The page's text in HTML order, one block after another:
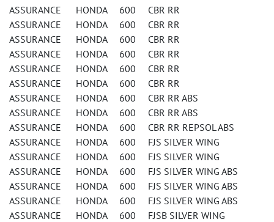
ASSURANCE HONDA 600 CBR RR
ASSURANCE HONDA 600 CBR RR
ASSURANCE HONDA 600 CBR RR
ASSURANCE HONDA 600 CBR RR
ASSURANCE HONDA 600 CBR RR
ASSURANCE HONDA 600 CBR RR
ASSURANCE HONDA 600 CBR RR ABS
ASSURANCE HONDA 600 CBR RR ABS
ASSURANCE HONDA 600 CBR RR REPSOL ABS
ASSURANCE HONDA 600 FJS SILVER WING
ASSURANCE HONDA 600 FJS SILVER WING
ASSURANCE HONDA 600 FJS SILVER WING ABS
ASSURANCE HONDA 600 FJS SILVER WING ABS
ASSURANCE HONDA 600 FJS SILVER WING ABS
ASSURANCE HONDA 600 FJSB SILVER WING